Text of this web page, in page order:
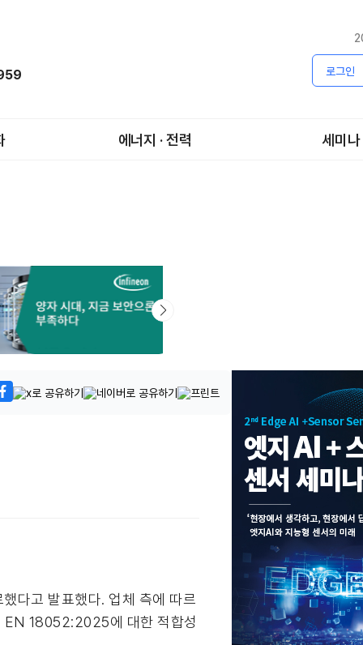
로그인
에너지 · 전력 세미나
다고 발표했다. 업체 측에 따르
EN 18052:2025에 대한 적합성